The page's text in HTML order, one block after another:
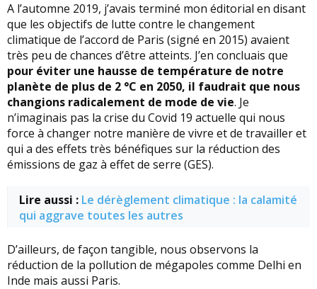
A l’automne 2019, j’avais terminé mon éditorial en disant
que les objectifs de lutte contre le changement
climatique de l’accord de Paris (signé en 2015) avaient
très peu de chances d’être atteints. J’en concluais que
pour éviter une hausse de température de notre
planète de plus de 2 °C en 2050, il faudrait que nous
changions radicalement de mode de vie. Je
n’imaginais pas la crise du Covid 19 actuelle qui nous
force à changer notre manière de vivre et de travailler et
qui a des effets très bénéfiques sur la réduction des
émissions de gaz à effet de serre (GES).
Lire aussi : Le dérèglement climatique : la calamité
qui aggrave toutes les autres
D’ailleurs, de façon tangible, nous observons la
réduction de la pollution de mégapoles comme Delhi en
Inde mais aussi Paris.